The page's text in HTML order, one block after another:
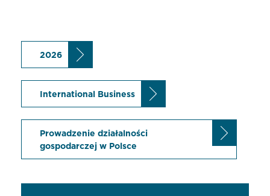
2026
International Business
Prowadzenie działalności
gospodarczej w Polsce